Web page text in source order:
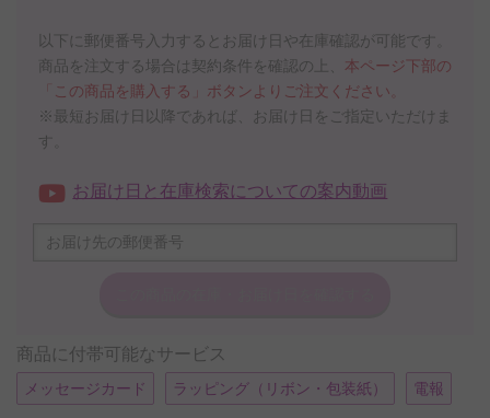
以下に郵便番号入力するとお届け日や在庫確認が可能です。
商品を注文する場合は契約条件を確認の上、 本ページ下部の
「この商品を購入する」ボタンよりご注文ください。
※最短お届け日以降であれば、お届け日をご指定いただけま
す。
お届け日と在庫検索についての案内動画
商品に付帯可能なサービス
メッセージカード ラッピング（リボン・包装紙） 電報